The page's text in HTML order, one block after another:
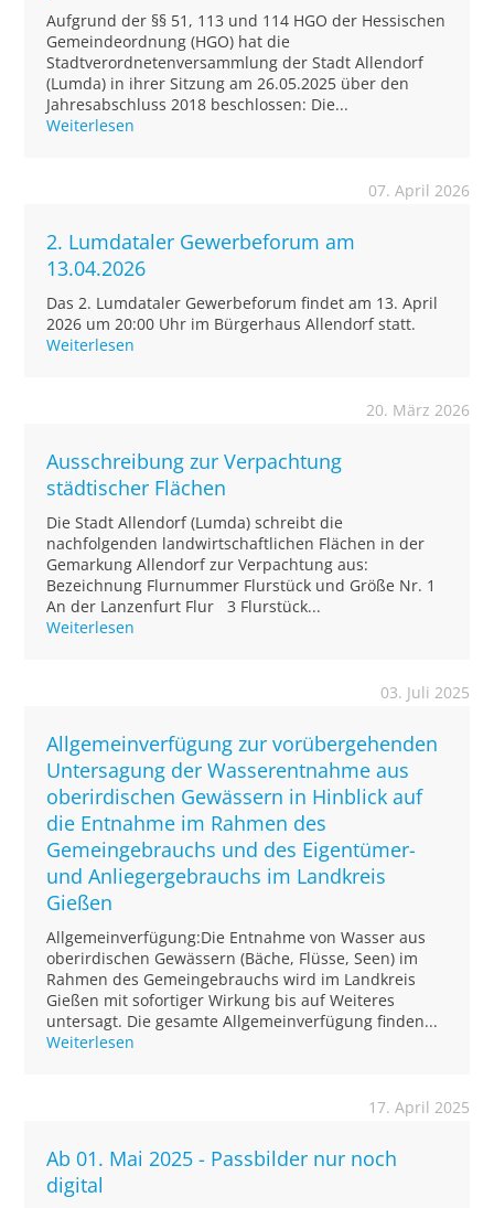
Aufgrund der §§ 51, 113 und 114 HGO der Hessischen
Gemeindeordnung (HGO) hat die
Stadtverordnetenversammlung der Stadt Allendorf
(Lumda) in ihrer Sitzung am 26.05.2025 über den
Jahresabschluss 2018 beschlossen: Die...
Weiterlesen
07. April 2026
2. Lumdataler Gewerbeforum am
13.04.2026
Das 2. Lumdataler Gewerbeforum findet am 13. April
2026 um 20:00 Uhr im Bürgerhaus Allendorf statt.
Weiterlesen
20. März 2026
Ausschreibung zur Verpachtung
städtischer Flächen
Die Stadt Allendorf (Lumda) schreibt die
nachfolgenden landwirtschaftlichen Flächen in der
Gemarkung Allendorf zur Verpachtung aus:
Bezeichnung Flurnummer Flurstück und Größe Nr. 1
An der Lanzenfurt Flur 3 Flurstück...
Weiterlesen
03. Juli 2025
Allgemeinverfügung zur vorübergehenden
Untersagung der Wasserentnahme aus
oberirdischen Gewässern in Hinblick auf
die Entnahme im Rahmen des
Gemeingebrauchs und des Eigentümer-
und Anliegergebrauchs im Landkreis
Gießen
Allgemeinverfügung:Die Entnahme von Wasser aus
oberirdischen Gewässern (Bäche, Flüsse, Seen) im
Rahmen des Gemeingebrauchs wird im Landkreis
Gießen mit sofortiger Wirkung bis auf Weiteres
untersagt. Die gesamte Allgemeinverfügung finden...
Weiterlesen
17. April 2025
Ab 01. Mai 2025 - Passbilder nur noch
digital